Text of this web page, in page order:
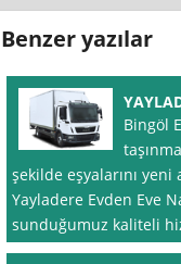
Benzer yazılar
Bingöl
şekilde eşyalarını
Yayladere Evden Eve
sunduğumuz kaliteli